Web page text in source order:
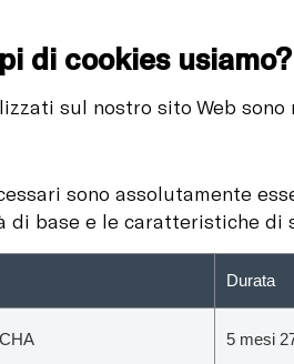
di cookies usiamo?
sul nostro sito Web
sono assolutamente
di base e le caratteristiche di
Durata
5 mesi